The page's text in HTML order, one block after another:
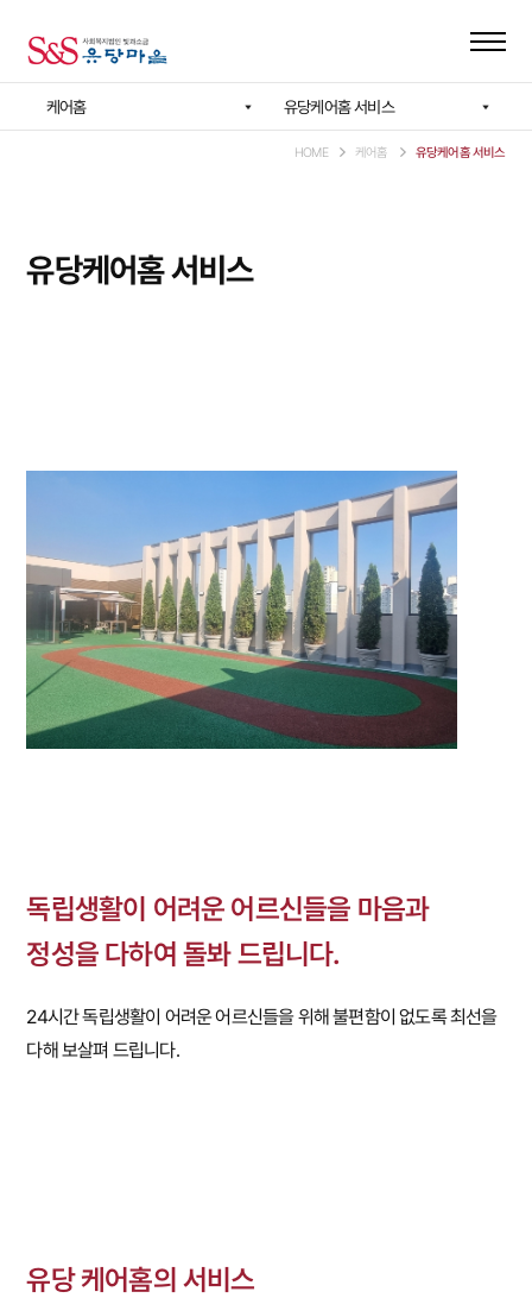
케어홈 유당케어홈 서비스
HOME 케어홈 유당케어홈 서비스
유당케어홈 서비스
독립생활이 어려운 어르신들을 마음과
정성을 다하여 돌봐 드립니다.
24시간 독립생활이 어려운 어르신들을 위해 불편함이 없도록 최선을
다해 보살펴 드립니다.
유당 케어홈의 서비스